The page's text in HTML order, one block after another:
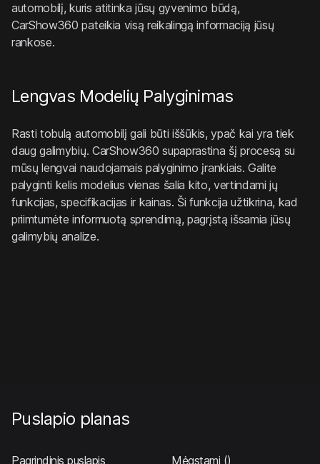
automobilį, kuris atitinka jūsų gyvenimo būdą,
CarShow360 pateikia visą reikalingą informaciją jūsų
rankose.
Lengvas Modelių Palyginimas
Rasti tobulą automobilį gali būti iššūkis, ypač kai yra tiek
daug galimybių. CarShow360 supaprastina šį procesą su
mūsų lengvai naudojamais palyginimo įrankiais. Galite
palyginti kelis modelius vienas šalia kito, vertindami jų
funkcijas, specifikacijas ir kainas. Ši funkcija užtikrina, kad
priimtumėte informuotą sprendimą, pagrįstą išsamia jūsų
galimybių analize.
Puslapio planas
Pagrindinis puslapis Mėgstami ()